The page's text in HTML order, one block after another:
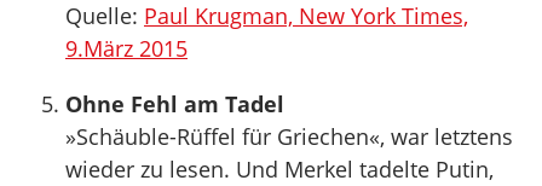
Quelle: Paul Krugman, New York Times,
9.März 2015
Ohne Fehl am Tadel
»Schäuble-Rüffel für Griechen«, war letztens
wieder zu lesen. Und Merkel tadelte Putin,